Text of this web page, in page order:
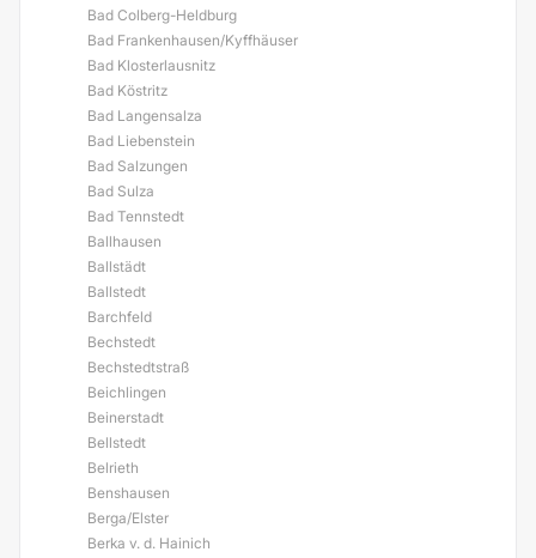
Bad Colberg-Heldburg
Bad Frankenhausen/Kyffhäuser
Bad Klosterlausnitz
Bad Köstritz
Bad Langensalza
Bad Liebenstein
Bad Salzungen
Bad Sulza
Bad Tennstedt
Ballhausen
Ballstädt
Ballstedt
Barchfeld
Bechstedt
Bechstedtstraß
Beichlingen
Beinerstadt
Bellstedt
Belrieth
Benshausen
Berga/Elster
Berka v. d. Hainich